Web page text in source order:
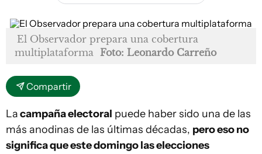
El Observador prepara una cobertura
multiplataforma Foto: Leonardo Carreño
Compartir
Lacampaña electoral puede haber sido una de las
más anodinas de las últimas décadas, pero eso no
significa que este domingo las elecciones